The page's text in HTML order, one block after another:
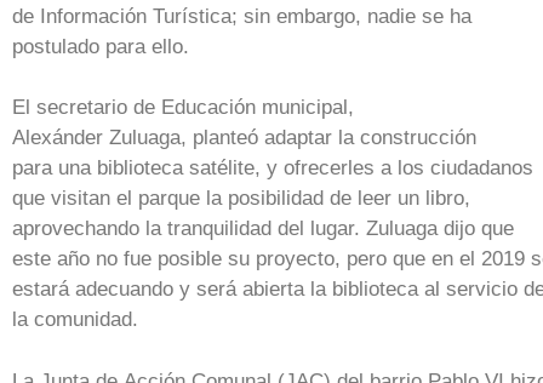
de Información Turística; sin embargo, nadie se ha
postulado para ello.
El secretario de Educación municipal,
Alexánder Zuluaga, planteó adaptar la construcción
para una biblioteca satélite, y ofrecerles a los ciudadanos
que visitan el parque la posibilidad de leer un libro,
aprovechando la tranquilidad del lugar. Zuluaga dijo que
este año no fue posible su proyecto, pero que en el 2019
estará adecuando y será abierta la biblioteca al servicio
la comunidad.